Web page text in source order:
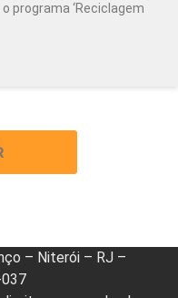
programa ‘Reciclagem
– Niterói – RJ –